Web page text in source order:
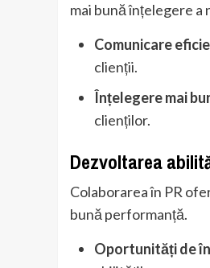
mai bună înțelegere
Comunicare
clienții.
Înțelegere mai
clienților.
Dezvoltarea
Colaborarea în PR
bună performanță.
Oportunități de